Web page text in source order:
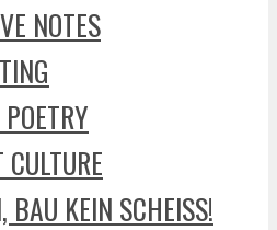
NOTES
CULTURE
BAU KEIN SCHEISS!